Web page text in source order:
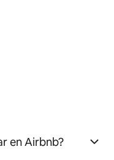
en Airbnb?